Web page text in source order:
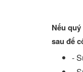
Nếu
sau để
-